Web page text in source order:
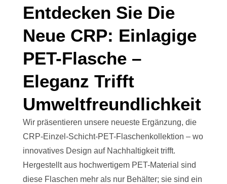
Entdecken Sie Die
Neue CRP: Einlagige
PET-Flasche –
Eleganz Trifft
Umweltfreundlichkeit
Wir präsentieren unsere neueste Ergänzung, die
CRP-Einzel-Schicht-PET-Flaschenkollektion – wo
innovatives Design auf Nachhaltigkeit trifft.
Hergestellt aus hochwertigem PET-Material sind
diese Flaschen mehr als nur Behälter; sie sind ein